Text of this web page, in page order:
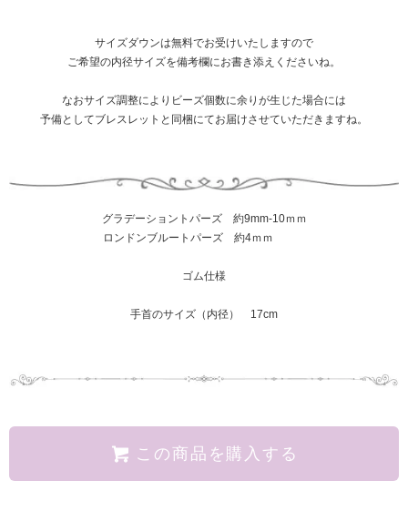
サイズダウンは無料でお受けいたしますので
ご希望の内径サイズを備考欄にお書き添えくださいね。
なおサイズ調整によりビーズ個数に余りが生じた場合には
予備としてブレスレットと同梱にてお届けさせていただきますね。
グラデーショントパーズ 約9mm-10ｍｍ
ロンドンブルートパーズ 約4ｍｍ
ゴム仕様
手首のサイズ（内径） 17cm
この商品を購入する